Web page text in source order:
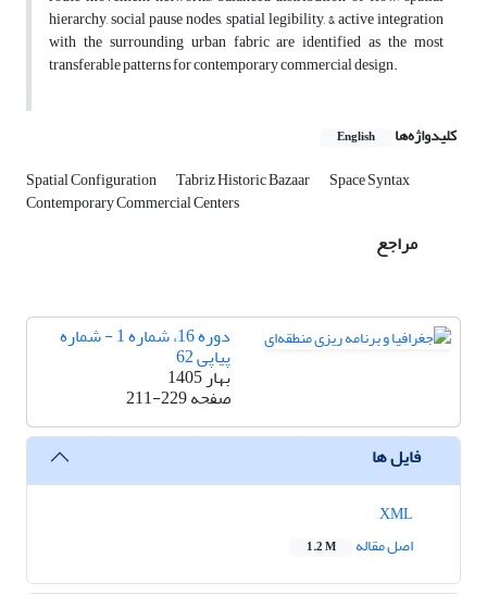
hierarchy, social pause nodes, spatial legibility, & active integration
with the surrounding urban fabric are identified as the most
transferable patterns for contemporary commercial design.
کلیدواژه‌ها English
Spatial Configuration Tabriz Historic Bazaar Space Syntax
Contemporary Commercial Centers
مراجع
دوره 16، شماره 1 - شماره
پیاپی 62
بهار 1405
صفحه211-229
فایل ها
اصل مقاله
1.2 M